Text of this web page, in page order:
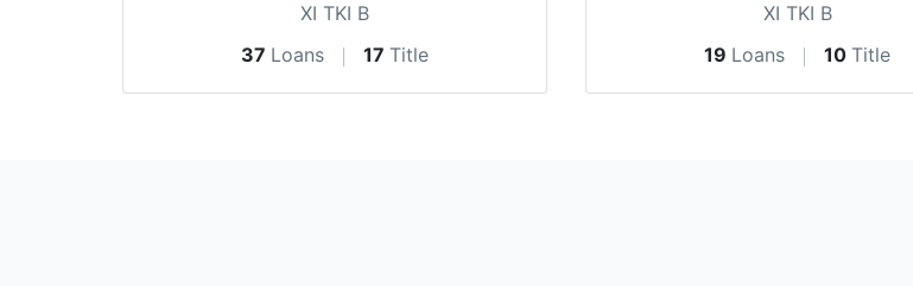
XI TKI B
37 Loans 17 Title
XI TKI B
19 Loans 10 Title